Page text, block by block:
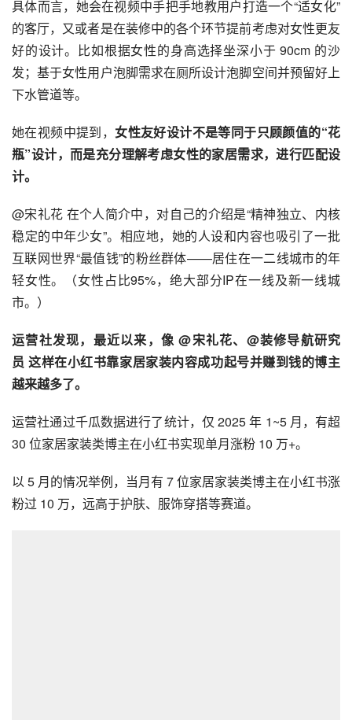
具体而言，她会在视频中手把手地教用户打造一个“适女化”
的客厅，又或者是在装修中的各个环节提前考虑对女性更友
好的设计。比如根据女性的身高选择坐深小于 90cm 的沙
发；基于女性用户泡脚需求在厕所设计泡脚空间并预留好上
下水管道等。
她在视频中提到，女性友好设计不是等同于只顾颜值的“花
瓶”设计，而是充分理解考虑女性的家居需求，进行匹配设
计。
@宋礼花 在个人简介中，对自己的介绍是“精神独立、内核
稳定的中年少女”。相应地，她的人设和内容也吸引了一批
互联网世界“最值钱”的粉丝群体——居住在一二线城市的年
轻女性。（女性占比95%，绝大部分IP在一线及新一线城
市。）
运营社发现，最近以来，像 @宋礼花、@装修导航研究
员 这样在小红书靠家居家装内容成功起号并赚到钱的博主
越来越多了。
运营社通过千瓜数据进行了统计，仅 2025 年 1~5 月，有超
30 位家居家装类博主在小红书实现单月涨粉 10 万+。
以 5 月的情况举例，当月有 7 位家居家装类博主在小红书涨
粉过 10 万，远高于护肤、服饰穿搭等赛道。